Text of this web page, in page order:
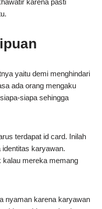
yaitu demi menghindari
ada orang mengaku
siapa sehingga
terdapat id card. Inilah
karyawan.
kalau mereka memang
nyaman karena karyawan